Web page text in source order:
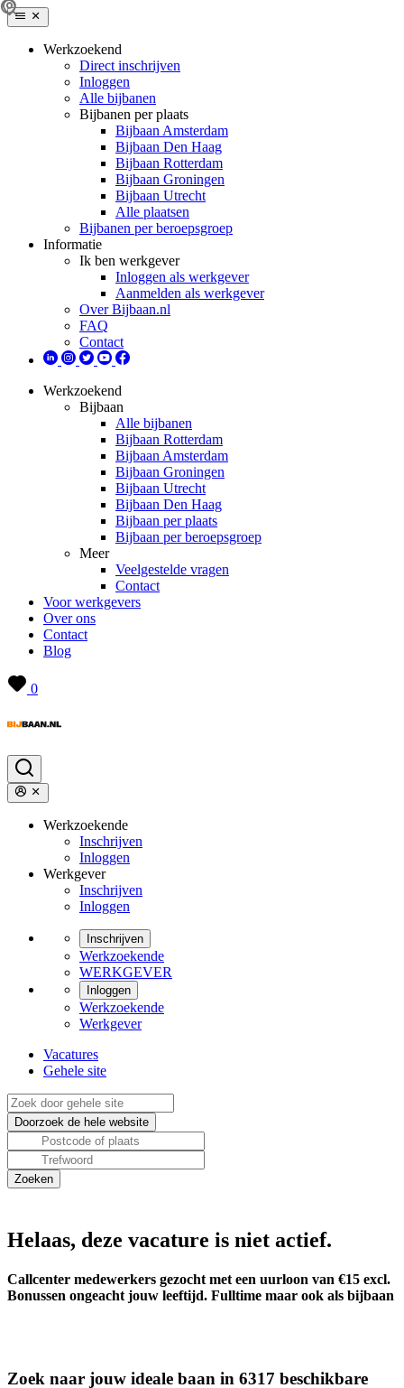
Werkzoekend
Direct inschrijven
Inloggen
Alle bijbanen
Bijbanen per plaats
Bijbaan Amsterdam
Bijbaan Den Haag
Bijbaan Rotterdam
Bijbaan Groningen
Bijbaan Utrecht
Alle plaatsen
Bijbanen per beroepsgroep
Informatie
Ik ben werkgever
Inloggen als werkgever
Aanmelden als werkgever
Over Bijbaan.nl
FAQ
Contact
Werkzoekend
Bijbaan
Alle bijbanen
Bijbaan Rotterdam
Bijbaan Amsterdam
Bijbaan Groningen
Bijbaan Utrecht
Bijbaan Den Haag
Bijbaan per plaats
Bijbaan per beroepsgroep
Meer
Veelgestelde vragen
Contact
Voor werkgevers
Over ons
Contact
Blog
0
Werkzoekende
Inschrijven
Inloggen
Werkgever
Inschrijven
Inloggen
Inschrijven
Werkzoekende
WERKGEVER
Inloggen
Werkzoekende
Werkgever
Vacatures
Gehele site
Helaas, deze vacature is niet actief.
Callcenter medewerkers gezocht met een uurloon van €15 excl.
Bonussen ongeacht jouw leeftijd. Fulltime maar ook als bijbaan
Zoek naar jouw ideale baan in 6317 beschikbare